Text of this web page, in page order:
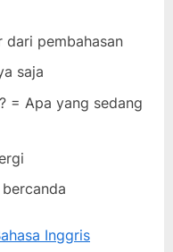
pembahasan
saja
= Apa yang sedang
Inggris